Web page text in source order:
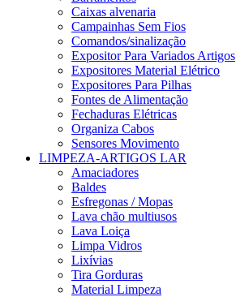
Caixas alvenaria
Campainhas Sem Fios
Comandos/sinalização
Expositor Para Variados Artigos
Expositores Material Elétrico
Expositores Para Pilhas
Fontes de Alimentação
Fechaduras Elétricas
Organiza Cabos
Sensores Movimento
LIMPEZA-ARTIGOS LAR
Amaciadores
Baldes
Esfregonas / Mopas
Lava chão multiusos
Lava Loiça
Limpa Vidros
Lixívias
Tira Gorduras
Material Limpeza